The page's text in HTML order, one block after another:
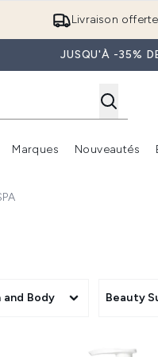
Livraison
JUSQU'À -35%
Accédez au sous-menu
Marques Nouveautés
and Body Beauty